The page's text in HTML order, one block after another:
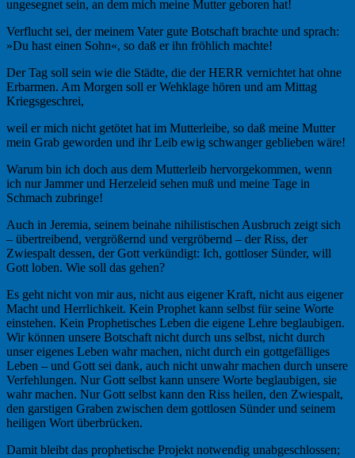
ungesegnet sein, an dem mich meine Mutter geboren hat!
Verflucht sei, der meinem Vater gute Botschaft brachte und sprach:
»Du hast einen Sohn«, so daß er ihn fröhlich machte!
Der Tag soll sein wie die Städte, die der HERR vernichtet hat ohne
Erbarmen. Am Morgen soll er Wehklage hören und am Mittag
Kriegsgeschrei,
weil er mich nicht getötet hat im Mutterleibe, so daß meine Mutter
mein Grab geworden und ihr Leib ewig schwanger geblieben wäre!
Warum bin ich doch aus dem Mutterleib hervorgekommen, wenn
ich nur Jammer und Herzeleid sehen muß und meine Tage in
Schmach zubringe!
Auch in Jeremia, seinem beinahe nihilistischen Ausbruch zeigt sich
– übertreibend, vergrößernd und vergröbernd – der Riss, der
Zwiespalt dessen, der Gott verkündigt: Ich, gottloser Sünder, will
Gott loben. Wie soll das gehen?
Es geht nicht von mir aus, nicht aus eigener Kraft, nicht aus eigener
Macht und Herrlichkeit. Kein Prophet kann selbst für seine Worte
einstehen. Kein Prophetisches Leben die eigene Lehre beglaubigen.
Wir können unsere Botschaft nicht durch uns selbst, nicht durch
unser eigenes Leben wahr machen, nicht durch ein gottgefälliges
Leben – und Gott sei dank, auch nicht unwahr machen durch unsere
Verfehlungen. Nur Gott selbst kann unsere Worte beglaubigen, sie
wahr machen. Nur Gott selbst kann den Riss heilen, den Zwiespalt,
den garstigen Graben zwischen dem gottlosen Sünder und seinem
heiligen Wort überbrücken.
Damit bleibt das prophetische Projekt notwendig unabgeschlossen;